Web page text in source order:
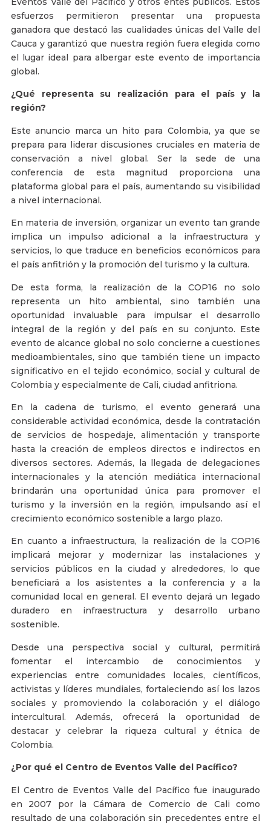
esfuerzos permitieron presentar una propuesta
ganadora que destacó las cualidades únicas del Valle del
Cauca y garantizó que nuestra región fuera elegida como
el lugar ideal para albergar este evento de importancia
global.
¿Qué representa su realización para el país y la
región?
Este anuncio marca un hito para Colombia, ya que se
prepara para liderar discusiones cruciales en materia de
conservación a nivel global. Ser la sede de una
conferencia de esta magnitud proporciona una
plataforma global para el país, aumentando su visibilidad
a nivel internacional.
En materia de inversión, organizar un evento tan grande
implica un impulso adicional a la infraestructura y
servicios, lo que traduce en beneficios económicos para
el país anfitrión y la promoción del turismo y la cultura.
De esta forma, la realización de la COP16 no solo
representa un hito ambiental, sino también una
oportunidad invaluable para impulsar el desarrollo
integral de la región y del país en su conjunto. Este
evento de alcance global no solo concierne a cuestiones
medioambientales, sino que también tiene un impacto
significativo en el tejido económico, social y cultural de
Colombia y especialmente de Cali, ciudad anfitriona.
En la cadena de turismo, el evento generará una
considerable actividad económica, desde la contratación
de servicios de hospedaje, alimentación y transporte
hasta la creación de empleos directos e indirectos en
diversos sectores. Además, la llegada de delegaciones
internacionales y la atención mediática internacional
brindarán una oportunidad única para promover el
turismo y la inversión en la región, impulsando así el
crecimiento económico sostenible a largo plazo.
En cuanto a infraestructura, la realización de la COP16
implicará mejorar y modernizar las instalaciones y
servicios públicos en la ciudad y alrededores, lo que
beneficiará a los asistentes a la conferencia y a la
comunidad local en general. El evento dejará un legado
duradero en infraestructura y desarrollo urbano
sostenible.
Desde una perspectiva social y cultural, permitirá
fomentar el intercambio de conocimientos y
experiencias entre comunidades locales, científicos,
activistas y líderes mundiales, fortaleciendo así los lazos
sociales y promoviendo la colaboración y el diálogo
intercultural. Además, ofrecerá la oportunidad de
destacar y celebrar la riqueza cultural y étnica de
Colombia.
¿Por qué el Centro de Eventos Valle del Pacífico?
El Centro de Eventos Valle del Pacífico fue inaugurado
en 2007 por la Cámara de Comercio de Cali como
resultado de una colaboración sin precedentes entre el